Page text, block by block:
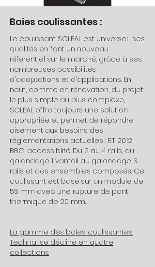
Baies coulissantes :
Le coulissant SOLEAL est universel : ses
qualités en font un nouveau
référentiel sur le marché, grâce à ses
nombreuses possibilités
d'adaptations et d'applications. En
neuf, comme en rénovation, du projet
le plus simple au plus complexe,
SOLEAL offre toujours une solution
appropriée et permet de répondre
aisément aux besoins des
réglementations actuelles : RT 2012,
BBC, accessiblité. Du 2 au 4 rails, du
galandage 1 vantail au galandage 3
rails et des ensembles composés. Ce
coulissant est basé sur un module de
55 mm avec une rupture de pont
thermique de 20 mm.
La gamme des baies coulissantes
Technal se décline en quatre
collections :